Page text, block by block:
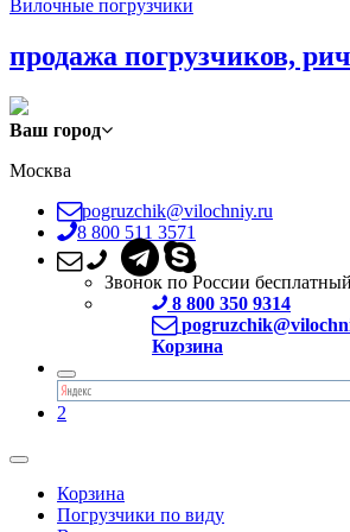
Вилочные погрузчики
продажа погрузчиков,
Ваш город
Москва
pogruzchik@vilochniy.ru
8 800 511 3571
Звонок по России бесплатный
8 800 350 9314
Корзина
2
Корзина
Погрузчики по виду